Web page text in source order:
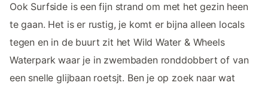
Ook Surfside is een fijn strand om met het gezin heen
te gaan. Het is er rustig, je komt er bijna alleen locals
tegen en in de buurt zit het Wild Water & Wheels
Waterpark waar je in zwembaden ronddobbert of van
een snelle glijbaan roetsjt. Ben je op zoek naar wat